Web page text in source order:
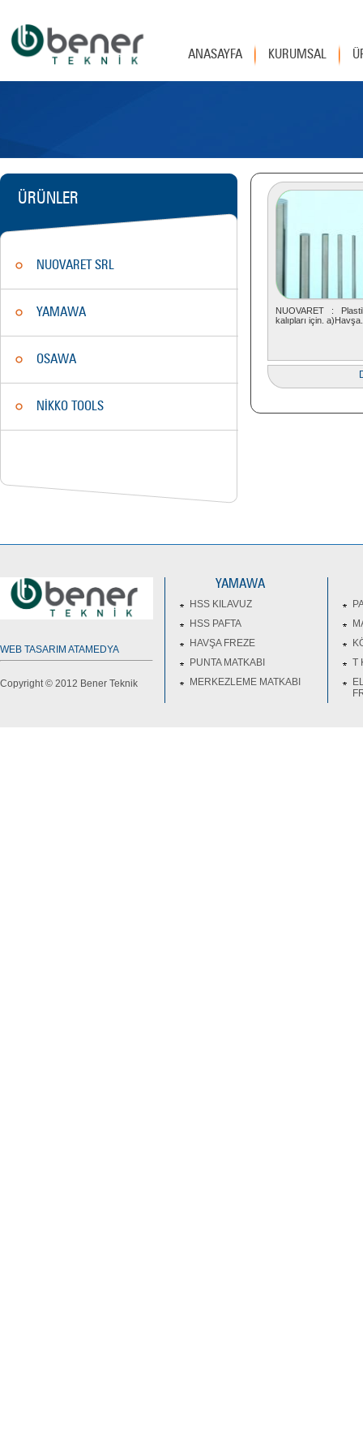
ANASAYFA KURUMSAL
ÜRÜNLER
NUOVARET SRL
YAMAWA
OSAWA
NİKKO TOOLS
NUOVARET :
kalıpları için.
WEB TASARIM ATAMEDYA
Copyright © 2012 Bener Teknik
YAMAWA
HSS KILAVUZ
HSS PAFTA
HAVŞA FREZE
PUNTA MATKABI
MERKEZLEME MATKABI
T